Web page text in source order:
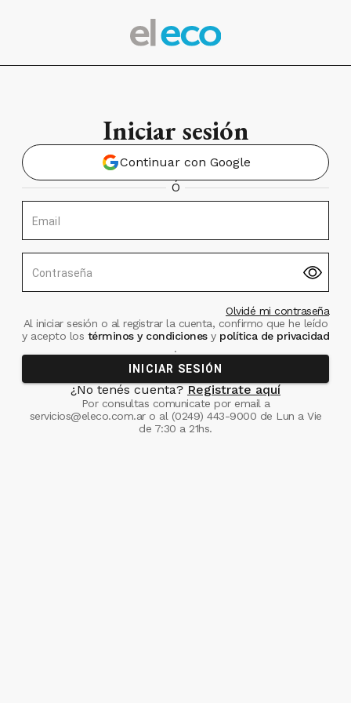
Iniciar sesión
Continuar con Google
Ó
Email
Contraseña
Olvidé mi contraseña
Al iniciar sesión o al registrar la cuenta, confirmo que he leído
y acepto los términos y condiciones ypolítica de privacidad
.
INICIAR SESIÓN
¿No tenés cuenta? Registrate aquí
Por consultas comunicate por email a
servicios@eleco.com.aro al (0249) 443-9000 de Lun a Vie
de 7:30 a 21hs.